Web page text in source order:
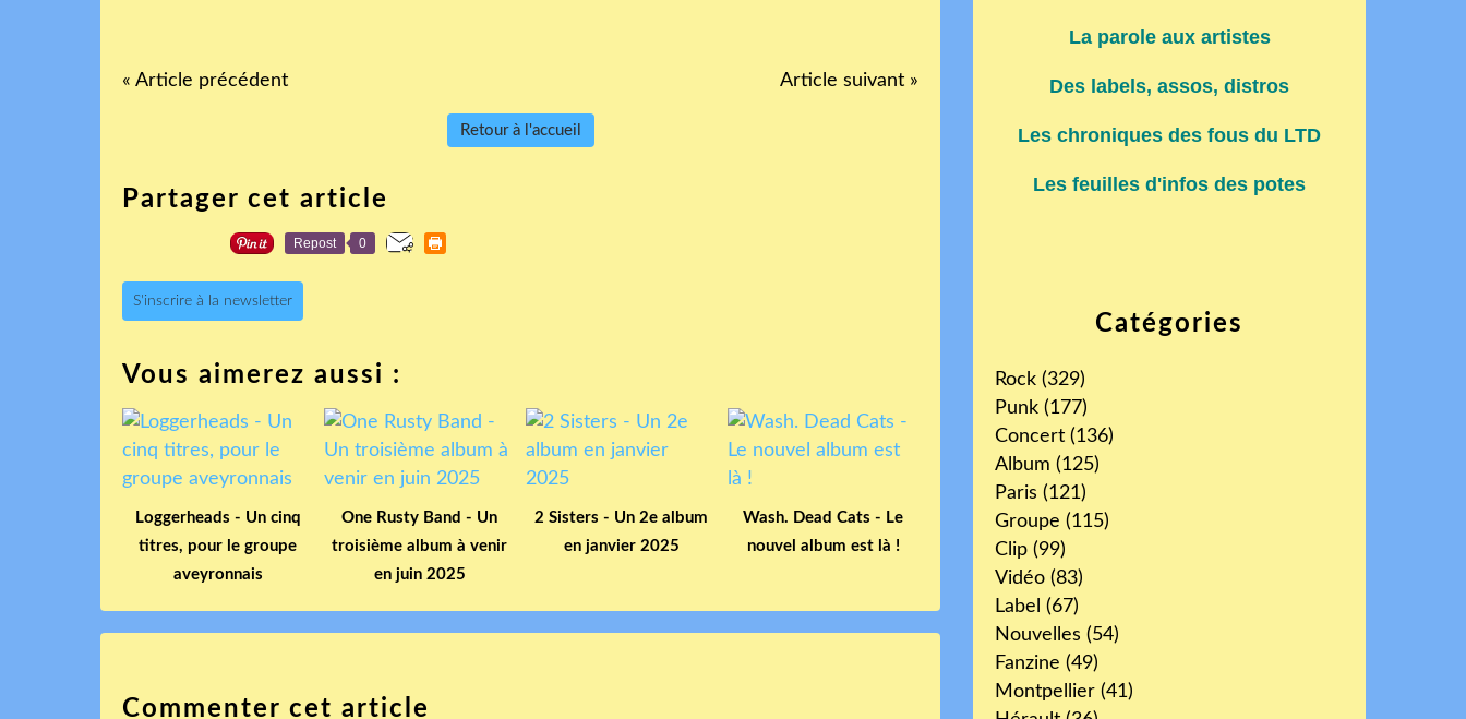
« Article précédent Article suivant »
Retour à l'accueil
Partager cet article
Repost 0
S'inscrire à la newsletter
Vous aimerez aussi :
Loggerheads - Un cinq
titres, pour le groupe
aveyronnais
One Rusty Band - Un
troisième album à venir
en juin 2025
2 Sisters - Un 2e album
en janvier 2025
Wash. Dead Cats - Le
nouvel album est là !
Commenter cet article
Catégories
Rock (329)
Punk (177)
Concert (136)
Album (125)
Paris (121)
Groupe (115)
Clip (99)
Vidéo (83)
Label (67)
Nouvelles (54)
Fanzine (49)
Montpellier (41)
La parole aux artistes
Des labels, assos, distros
Les chroniques des fous du LTD
Les feuilles d'infos des potes